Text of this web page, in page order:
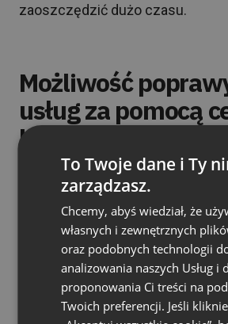
zaoszczędzić dużo czasu.
Możliwość
usług za pomocą
komentarzy
Feedback powinien być
każdej organizacji. Jest to
poznanie opinii, oczekiwań i
Jednak pytanie brzmi – jak
dzielenia się swoimi
To Twoje dane i Ty
zarządzasz.
Chcemy, abyś wiedział, że
własnych i zewnętrznych
oraz podobnych technologii
analizowania naszych Usług i
proponowania Ci treści na
Twoich preferencji. Jeśli